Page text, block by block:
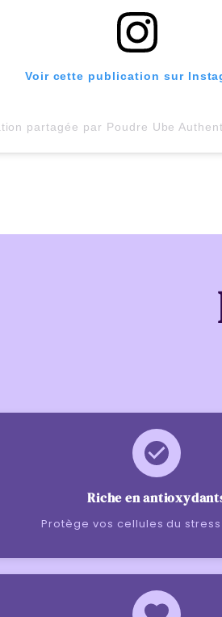
Voir cette publication sur
Riche en
Protège vos cellules du